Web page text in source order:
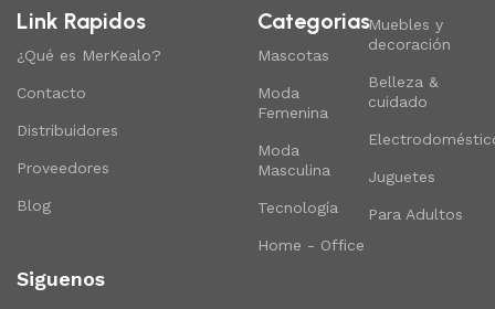
Link Rapidos
¿Qué es MerKealo?
Contacto
Distribuidores
Proveedores
Blog
Categorias
Mascotas
Moda
Femenina
Moda
Masculina
Tecnología
Home - Office
Muebles y
decoración
Belleza &
cuidado
Juguetes
Para Adultos
Siguenos